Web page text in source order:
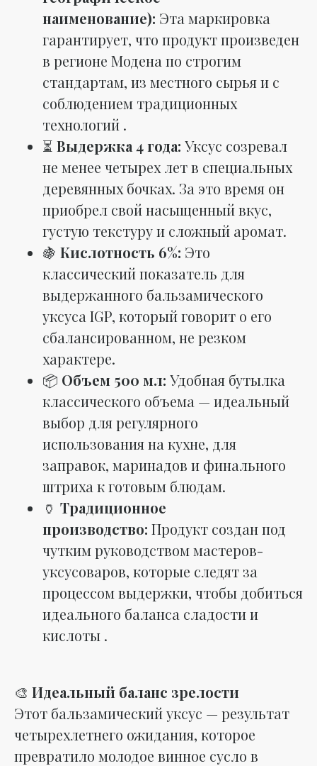
наименование): Эта маркировка
гарантирует, что продукт произведен
в регионе Модена по строгим
стандартам, из местного сырья и с
соблюдением традиционных
технологий .
⏳ Выдержка 4 года: Уксус созревал
не менее четырех лет в специальных
деревянных бочках. За это время он
приобрел свой насыщенный вкус,
густую текстуру и сложный аромат.
🍇 Кислотность 6%: Это
классический показатель для
выдержанного бальзамического
уксуса IGP, который говорит о его
сбалансированном, не резком
характере.
📦 Объем 500 мл: Удобная бутылка
классического объема — идеальный
выбор для регулярного
использования на кухне, для
заправок, маринадов и финального
штриха к готовым блюдам.
🏺 Традиционное
производство: Продукт создан под
чутким руководством мастеров-
уксусоваров, которые следят за
процессом выдержки, чтобы добиться
идеального баланса сладости и
кислоты .
🎨 Идеальный баланс зрелости
Этот бальзамический уксус — результат
четырехлетнего ожидания, которое
превратило молодое винное сусло в